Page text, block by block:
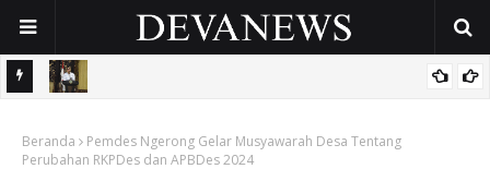
Tingkatkan Akuntabilitas Publik
Beranda
Pemdes Ngerong Gelar Musyawarah Desa Tentang
Perubahan RKPDes dan APBDes 2024